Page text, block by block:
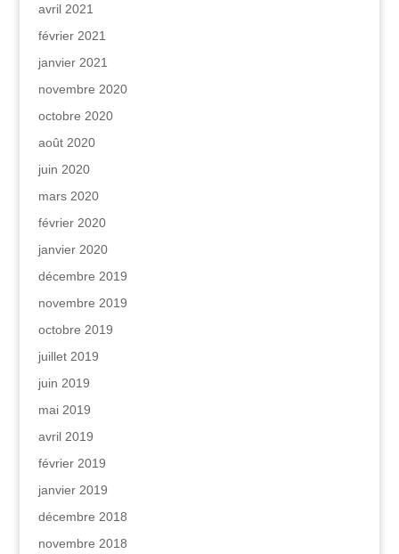
avril 2021
février 2021
janvier 2021
novembre 2020
octobre 2020
août 2020
juin 2020
mars 2020
février 2020
janvier 2020
décembre 2019
novembre 2019
octobre 2019
juillet 2019
juin 2019
mai 2019
avril 2019
février 2019
janvier 2019
décembre 2018
novembre 2018